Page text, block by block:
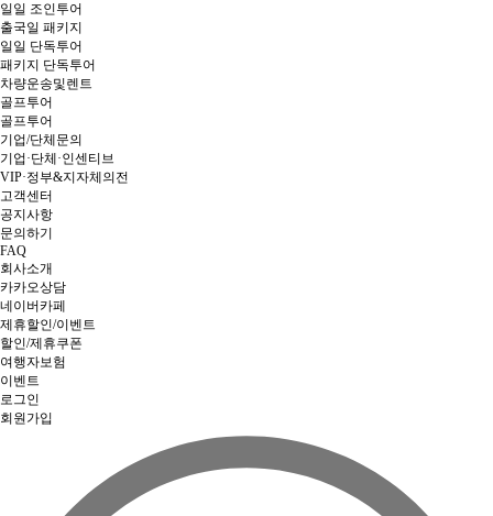
일일 조인투어
출국일 패키지
일일 단독투어
패키지 단독투어
차량운송및렌트
골프투어
골프투어
기업/단체문의
기업·단체·인센티브
VIP·정부&지자체의전
고객센터
공지사항
문의하기
FAQ
회사소개
카카오상담
네이버카페
제휴할인/이벤트
할인/제휴쿠폰
여행자보험
이벤트
로그인
회원가입